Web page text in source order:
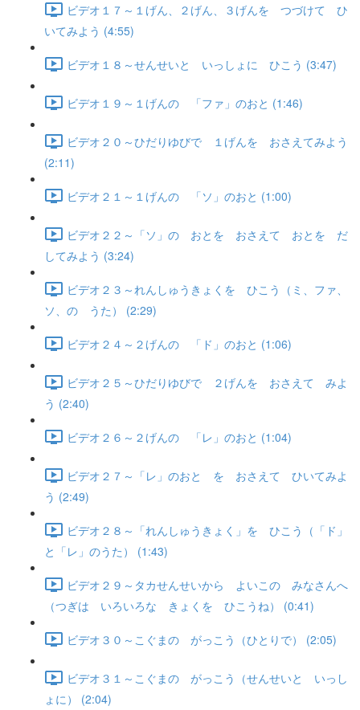
ビデオ１７～１げん、２げん、３げんを つづけて ひ
いてみよう (4:55)
ビデオ１８～せんせいと いっしょに ひこう (3:47)
ビデオ１９～１げんの 「ファ」のおと (1:46)
ビデオ２０～ひだりゆびで １げんを おさえてみよう
(2:11)
ビデオ２１～１げんの 「ソ」のおと (1:00)
ビデオ２２～「ソ」の おとを おさえて おとを だ
してみよう (3:24)
ビデオ２３～れんしゅうきょくを ひこう（ミ、ファ、
ソ、の うた） (2:29)
ビデオ２４～２げんの 「ド」のおと (1:06)
ビデオ２５～ひだりゆびで ２げんを おさえて みよ
う (2:40)
ビデオ２６～２げんの 「レ」のおと (1:04)
ビデオ２７～「レ」のおと を おさえて ひいてみよ
う (2:49)
ビデオ２８～「れんしゅうきょく」を ひこう（「ド」
と「レ」のうた） (1:43)
ビデオ２９～タカせんせいから よいこの みなさんへ
（つぎは いろいろな きょくを ひこうね） (0:41)
ビデオ３０～こぐまの がっこう（ひとりで） (2:05)
ビデオ３１～こぐまの がっこう（せんせいと いっし
ょに） (2:04)